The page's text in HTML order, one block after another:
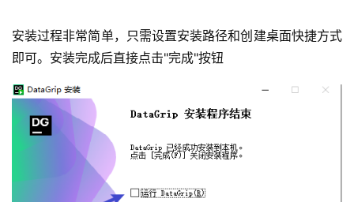
安装过程非常简单，只需设置安装路径和创建桌面快捷方式
即可。安装完成后直接点击"完成"按钮